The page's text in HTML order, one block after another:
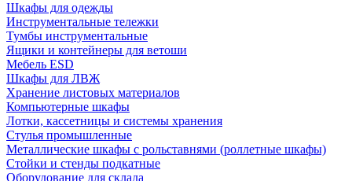
Шкафы для одежды
Инструментальные тележки
Тумбы инструментальные
Ящики и контейнеры для ветоши
Мебель ESD
Шкафы для ЛВЖ
Хранение листовых материалов
Компьютерные шкафы
Лотки, кассетницы и системы хранения
Стулья промышленные
Металлические шкафы с рольставнями (роллетные шкафы)
Стойки и стенды подкатные
Оборудование для склада